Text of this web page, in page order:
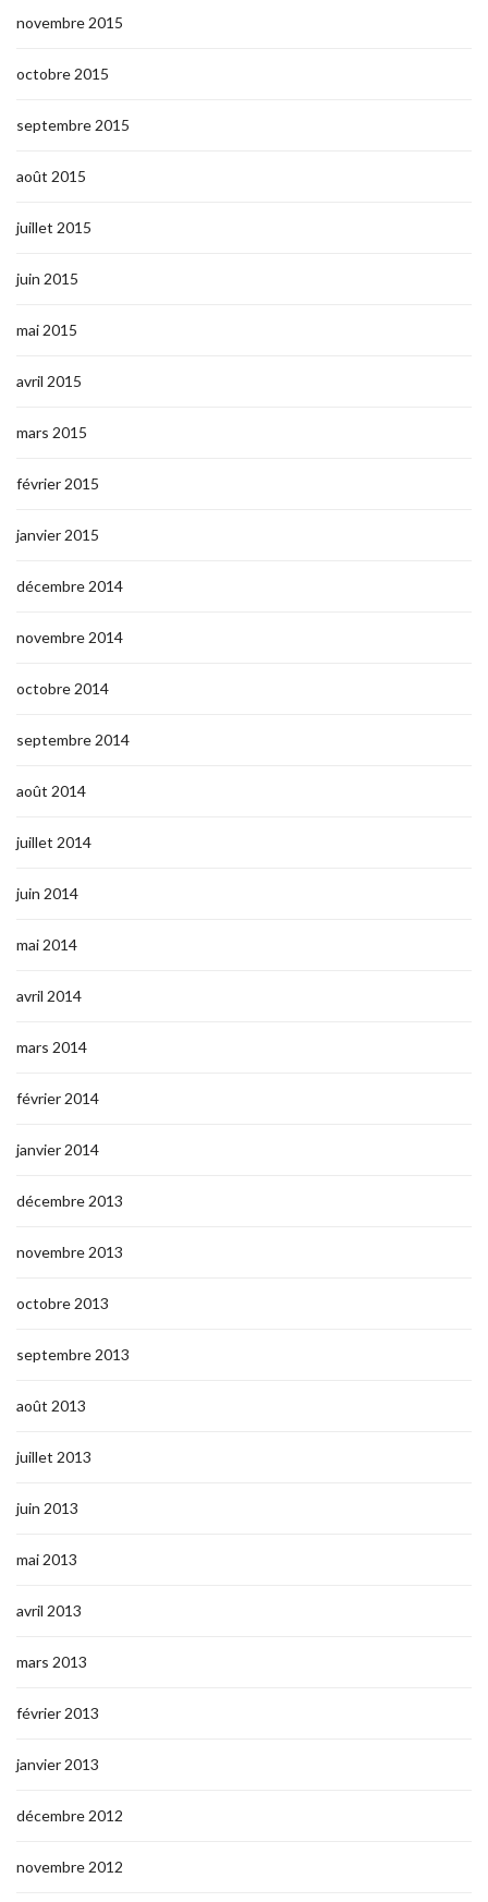
novembre 2015
octobre 2015
septembre 2015
août 2015
juillet 2015
juin 2015
mai 2015
avril 2015
mars 2015
février 2015
janvier 2015
décembre 2014
novembre 2014
octobre 2014
septembre 2014
août 2014
juillet 2014
juin 2014
mai 2014
avril 2014
mars 2014
février 2014
janvier 2014
décembre 2013
novembre 2013
octobre 2013
septembre 2013
août 2013
juillet 2013
juin 2013
mai 2013
avril 2013
mars 2013
février 2013
janvier 2013
décembre 2012
novembre 2012